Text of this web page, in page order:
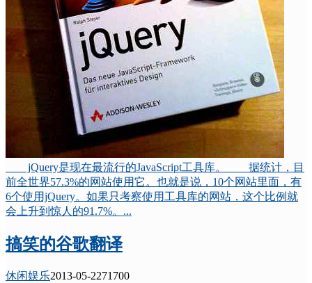
jQuery是现在最流行的JavaScript工具库。 据统计，目
前全世界57.3%的网站使用它。也就是说，10个网站里面，有
6个使用jQuery。如果只考察使用工具库的网站，这个比例就
会上升到惊人的91.7%。...
搞笑的谷歌翻译
休闲娱乐2013-05-2271700